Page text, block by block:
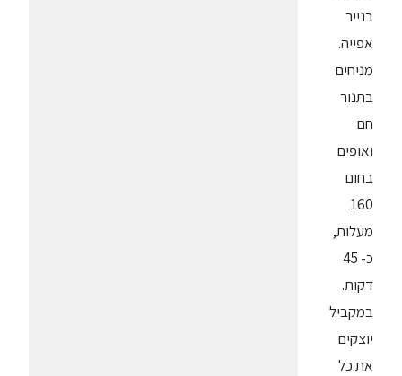
בנייר
אפייה.
מניחים
בתנור
חם
ואופים
בחום
160
מעלות,
כ- 45
דקות.
במקביל
יוצקים
את כל